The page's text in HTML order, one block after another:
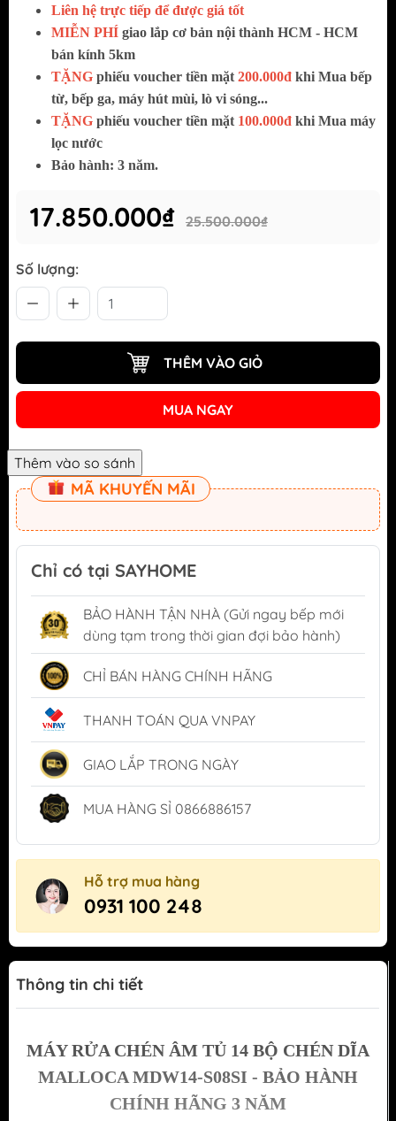
Liên hệ trực tiếp để được giá tốt
MIỄN PHÍ giao lắp cơ bản nội thành HCM - HCM
bán kính 5km
TẶNG phiếu voucher tiền mặt 200.000đ khi Mua bếp
từ, bếp ga, máy hút mùi, lò vi sóng...
TẶNG phiếu voucher tiền mặt 100.000đ khi Mua máy
lọc nước
Bảo hành: 3 năm.
17.850.000₫ 25.500.000₫
Số lượng:
THÊM VÀO GIỎ
MUA NGAY
MÃ KHUYẾN MÃI
Chỉ có tại SAYHOME
BẢO HÀNH TẬN NHÀ (Gửi ngay bếp mới
dùng tạm trong thời gian đợi bảo hành)
CHỈ BÁN HÀNG CHÍNH HÃNG
THANH TOÁN QUA VNPAY
GIAO LẮP TRONG NGÀY
MUA HÀNG SỈ 0866886157
Hỗ trợ mua hàng
0931 100 248
Thông tin chi tiết
MÁY RỬA CHÉN ÂM TỦ 14 BỘ CHÉN DĨA
MALLOCA MDW14-S08SI - BẢO HÀNH
CHÍNH HÃNG 3 NĂM